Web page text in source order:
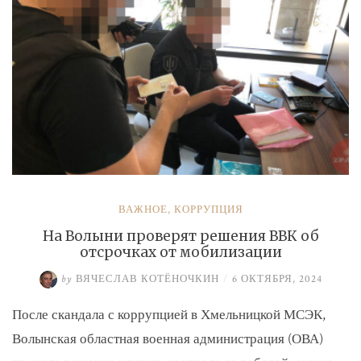
ВАЖНОЕ, КОРРУПЦИЯ
На Волыни проверят решения ВВК об
отсрочках от мобилизации
by ВЯЧЕСЛАВ КОТЁНОЧКИН / 6 ОКТЯБРЯ, 2024
После скандала с коррупцией в Хмельницкой МСЭК,
Волынская областная военная администрация (ОВА)